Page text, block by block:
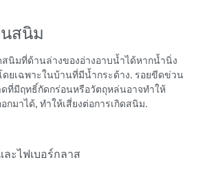
สนิม
สนิมที่ด้านล่างของอ่างอาบน้ำได้หากน้ำนิ่ง
ดยเฉพาะในบ้านที่มีน้ำกระด้าง. รอยขีดข่วน
ที่มีฤทธิ์กัดกร่อนหรือวัตถุหล่นอาจทำให้
กมาได้, ทำให้เสี่ยงต่อการเกิดสนิม.
ะไฟเบอร์กลาส